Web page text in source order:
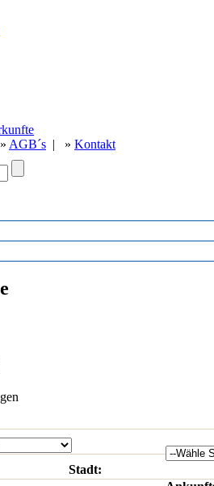
AGB´s | » Kontakt
Stadt: